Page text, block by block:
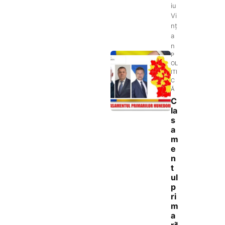
iu
Vi
nț
a
n
P
OL
ITI
C
Ă
C
la
s
a
m
e
n
t
ul
p
ri
m
a